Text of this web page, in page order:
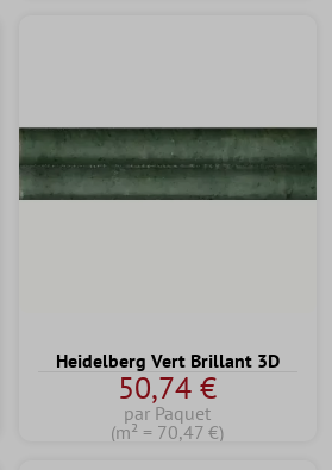
Heidelberg Vert Brillant 3D
50,74 €
par Paquet
(m² = 70,47 €)